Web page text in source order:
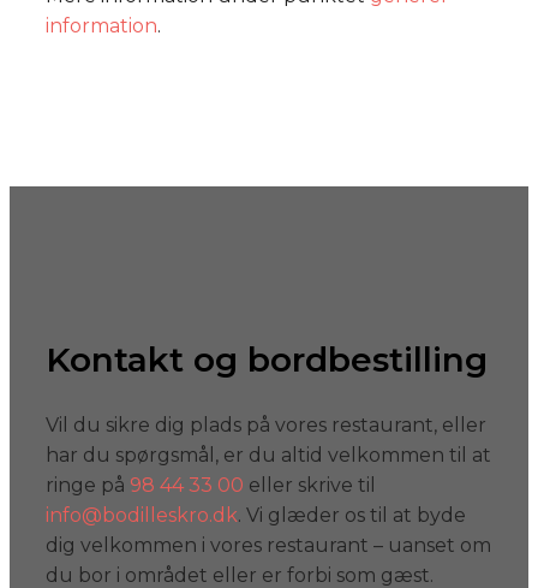
information​.
Kontakt og bordbestilling
Vil du sikre dig plads på vores restaurant, eller
har du spørgsmål, er du altid velkommen til at
ringe på 98 44 33 00 eller skrive til
info@bodilleskro.dk. Vi glæder os til at byde
dig velkommen i vores restaurant – uanset om
du bor i området eller er forbi som gæst.